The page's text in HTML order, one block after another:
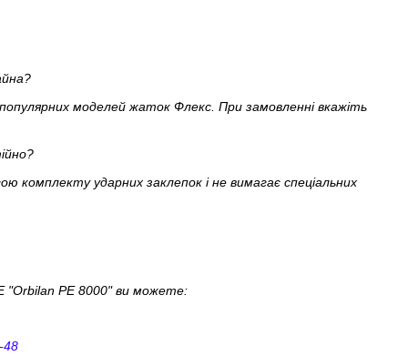
моделей жаток Флекс. При замовленні вкажіть
комплекту ударних заклепок і не вимагає спеціальних
"Orbilan PE 8000" ви можете:
48